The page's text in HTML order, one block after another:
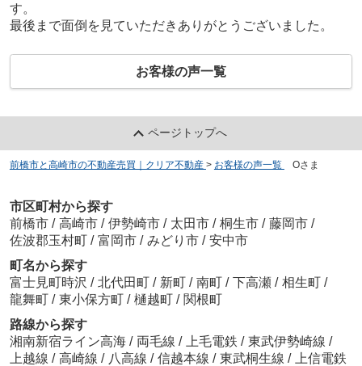
す。
最後まで面倒を見ていただきありがとうございました。
お客様の声一覧
ページトップへ
前橋市と高崎市の不動産売買｜クリア不動産 > お客様の声一覧 Oさま
市区町村から探す
前橋市 / 高崎市 / 伊勢崎市 / 太田市 / 桐生市 / 藤岡市 /
佐波郡玉村町 / 富岡市 / みどり市 / 安中市
町名から探す
富士見町時沢 / 北代田町 / 新町 / 南町 / 下高瀬 / 相生町 /
龍舞町 / 東小保方町 / 樋越町 / 関根町
路線から探す
湘南新宿ライン高海 / 両毛線 / 上毛電鉄 / 東武伊勢崎線 /
上越線 / 高崎線 / 八高線 / 信越本線 / 東武桐生線 /
上信電鉄